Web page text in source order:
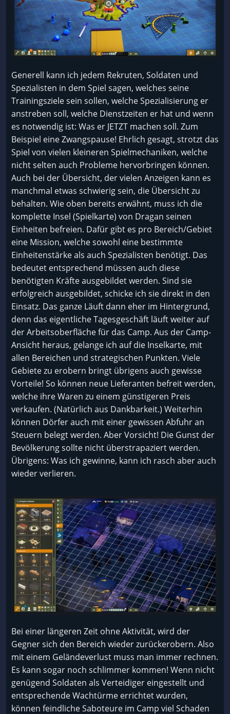
Generell kann ich jedem Rekruten, Soldaten und
Spezialisten in dem Spiel sagen, welches seine
Trainingsziele sein sollen, welche Spezialisierung er
anstreben soll, welche Dienstzeiten er hat und wenn
es notwendig ist: Was er JETZT machen soll. Zum
Beispiel eine Zwangspause! Ehrlich gesagt, strotzt das
Spiel von vielen kleineren Spielmechaniken, welche
nicht selten auch Probleme hervorbringen können.
Auch bei der Übersicht, der vielen Anzeigen kann es
manchmal etwas schwierig sein, die Übersicht zu
behalten. Wie oben bereits erwähnt, muss ich die
komplette Insel (Spielkarte) von Dragan seinen
Einheiten befreien. Dafür gibt es pro Bereich/Gebiet
eine Mission, welche sowohl eine bestimmte
Einheitenstärke als auch Spezialisten benötigt. Das
bedeutet entsprechend müssen auch diese
benötigten Kräfte ausgebildet werden. Sind sie
erfolgreich ausgebildet, schicke ich sie direkt in den
Einsatz. Das ganze Läuft dann eher im Hintergrund,
denn das eigentliche Tagesgeschäft läuft weiter auf
der Arbeitsoberfläche für das Camp. Aus der Camp-
Ansicht heraus, gelange ich auf die Inselkarte, mit
allen Bereichen und strategischen Punkten. Viele
Gebiete zu erobern bringt übrigens auch gewisse
Vorteile! So können neue Lieferanten befreit werden,
welche ihre Waren zu einem günstigeren Preis
verkaufen. (Natürlich aus Dankbarkeit.) Weiterhin
können Dörfer auch mit einer gewissen Abfuhr an
Steuern belegt werden. Aber Vorsicht! Die Gunst der
Bevölkerung sollte nicht überstrapaziert werden.
Übrigens: Was ich gewinne, kann ich rasch aber auch
wieder verlieren.
Bei einer längeren Zeit ohne Aktivität, wird der
Gegner sich den Bereich wieder zurückerobern. Also
mit einem Geländeverlust muss man immer rechnen.
Es kann sogar noch schlimmer kommen! Wenn nicht
genügend Soldaten als Verteidiger eingestellt und
entsprechende Wachtürme errichtet wurden,
können feindliche Saboteure im Camp viel Schaden